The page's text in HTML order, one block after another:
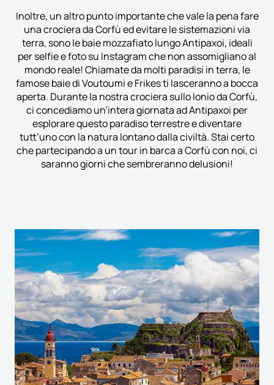
Inoltre, un altro punto importante che vale la pena fare
una crociera da Corfù ed evitare le sistemazioni via
terra, sono le baie mozzafiato lungo Antipaxoi, ideali
per selfie e foto su Instagram che non assomigliano al
mondo reale! Chiamate da molti paradisi in terra, le
famose baie di Voutoumi e Frikes ti lasceranno a bocca
aperta. Durante la nostra crociera sullo Ionio da Corfù,
ci concediamo un’intera giornata ad Antipaxoi per
esplorare questo paradiso terrestre e diventare
tutt’uno con la natura lontano dalla civiltà. Stai certo
che partecipando a un tour in barca a Corfù con noi, ci
saranno giorni che sembreranno delusioni!